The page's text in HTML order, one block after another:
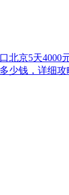
北京5天4000
少钱，详细